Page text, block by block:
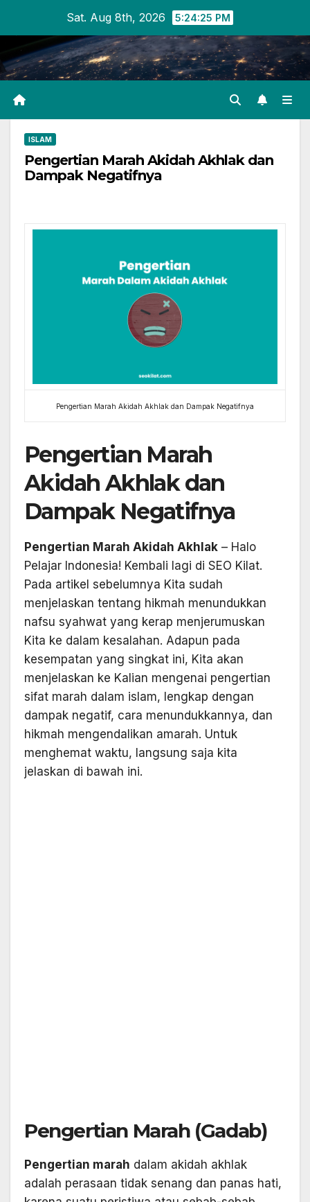
content
Sat. Aug 8th, 2026 5:24:26 PM
ISLAM
Pengertian Marah Akidah Akhlak dan
Dampak Negatifnya
Pengertian Marah Akidah Akhlak dan Dampak Negatifnya
Pengertian Marah
Akidah Akhlak dan
Dampak Negatifnya
Pengertian Marah Akidah Akhlak – Halo
Pelajar Indonesia! Kembali lagi di SEO Kilat.
Pada artikel sebelumnya Kita sudah
menjelaskan tentang hikmah menundukkan
nafsu syahwat yang kerap menjerumuskan
Kita ke dalam kesalahan. Adapun pada
kesempatan yang singkat ini, Kita akan
menjelaskan ke Kalian mengenai pengertian
sifat marah dalam islam, lengkap dengan
dampak negatif, cara menundukkannya, dan
hikmah mengendalikan amarah. Untuk
menghemat waktu, langsung saja kita
jelaskan di bawah ini.
Pengertian Marah (Gadab)
Pengertian marah dalam akidah akhlak
adalah perasaan tidak senang dan panas hati,